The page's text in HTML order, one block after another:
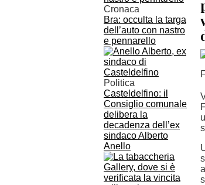
Cronaca
Bra: occulta la targa
dell’auto con nastro
e pennarello
Politica
Casteldelfino: il
Consiglio comunale
delibera la
decadenza dell’ex
sindaco Alberto
Anello